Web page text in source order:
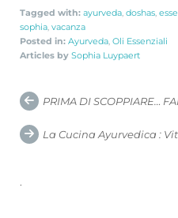
Tagged with: ayurveda doshas
sophia vacanza
Posted in: Ayurveda Oli Essenziali
Articles by Sophia Luypaert
Post
navigation
PRIMA DI SCOPPIARE…
La Cucina Ayurvedica :
.